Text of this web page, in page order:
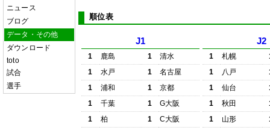
ニュース
ブログ
データ・その他
ダウンロード
toto
試合
選手
順位表
J1
1 鹿島 1
清水
1
水戸 1
名古屋
1
浦和 1
京都
1
千葉 1
G大阪
1
柏 1
C大阪
J2
1 札幌
1
八戸
1
仙台
1
秋田
1
山形